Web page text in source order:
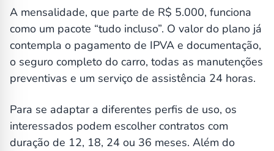
A mensalidade, que parte de R$ 5.000, funciona
como um pacote “tudo incluso”. O valor do plano já
contempla o pagamento de IPVA e documentação,
o seguro completo do carro, todas as manutenções
preventivas e um serviço de assistência 24 horas.
Para se adaptar a diferentes perfis de uso, os
interessados podem escolher contratos com
duração de 12, 18, 24 ou 36 meses. Além do